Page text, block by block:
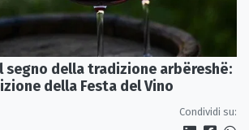
segno della tradizione arbëreshë:
della Festa del Vino
Condividi su: